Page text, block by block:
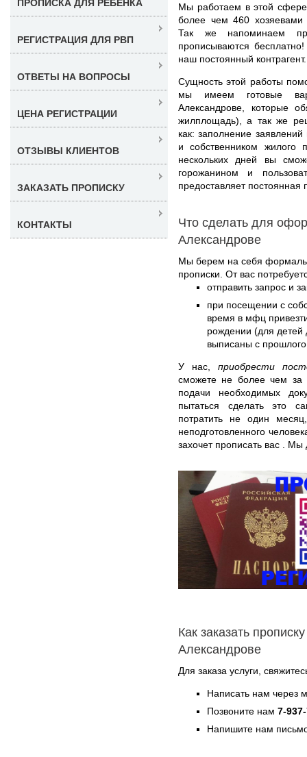
Мы работаем в этой
более чем 460 хозяевами
Так же напоминаем
прописываются
наш постоянный контрагент.
Сущность этой работы
мы имеем готовые
Александрове, которые
жилплощадь), а так же
как: заполнение
и собственником
нескольких дней вы
горожанином и
предоставляет постоянная
Что сделать для
Александрове
Мы берем на себя
прописки. От вас
отправить запрос и
при посещении с
время в мфц
рождении (для детей
выписаны с
У нас,приобрести
сможете не более чем за
подачи необходимых
пытаться сделать это
потратить не один
неподготовленного
захочет прописать вас .
Как заказать
Александрове
Для заказа услуги,
Написать нам через
Позвоните нам 7-
Напишите нам
ПРОПИСКА ДЛЯ РЕБЁНКА
РЕГИСТРАЦИЯ ДЛЯ РВП
ОТВЕТЫ НА ВОПРОСЫ
ЦЕНА РЕГИСТРАЦИИ
ОТЗЫВЫ КЛИЕНТОВ
ЗАКАЗАТЬ ПРОПИСКУ
КОНТАКТЫ